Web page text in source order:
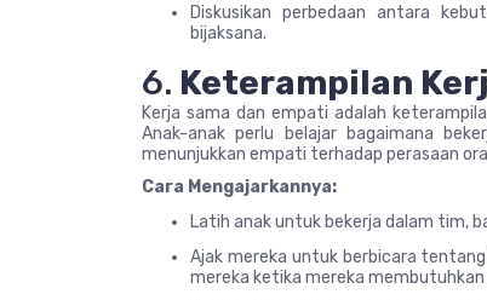
Diskusikan perbedaan antara
bijaksana.
6. Keterampilan
Kerja sama dan empati adalah
Anak-anak perlu belajar bagaimana
menunjukkan empati terhadap perasaan
Cara Mengajarkannya:
Latih anak untuk bekerja dalam tim,
Ajak mereka untuk berbicara
mereka ketika mereka membutuhkan